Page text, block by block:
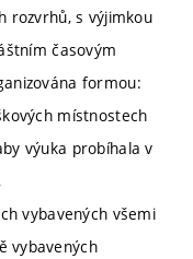
rozvrhů, s výjimkou
časovým
formou:
místnostech
výuka probíhala v
vybavených všemi
vybavených